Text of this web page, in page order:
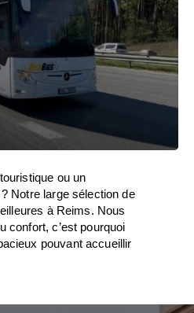
ou un
Notre large sélection de
à Reims. Nous
confort, c’est pourquoi
pouvant accueillir